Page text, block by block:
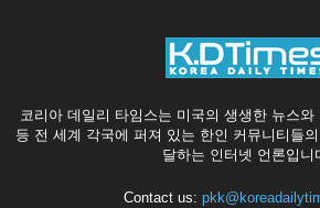
코리아 데일리 타임스는 미국의 생생한 뉴스
등 전 세계 각국에 퍼져 있는 한인 커뮤니티들
달하는 인터넷 언론입니
Contact us: